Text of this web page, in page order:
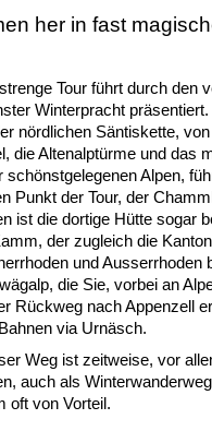
her in fast
Tour führt durch den
Winterpracht
nördlichen Säntiskette,
die Altenalptürme und das
schönstgelegenen Alpen,
Punkt der Tour, der
ist die dortige Hütte sogar
der zugleich die
und Ausserrhoden
die Sie, vorbei an
Rückweg nach Appenzell
via Urnäsch.
Weg ist zeitweise, vor
auch als
oft von Vorteil.